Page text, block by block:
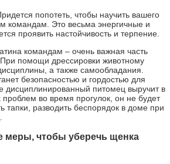
попотеть, чтобы научить вашего
командам. Это весьма энергичные и
проявить настойчивость и терпение.
командам – очень важная часть
помощи дрессировки животному
а также самообладания.
безопасностью и гордостью для
дисциплинированный питомец выручит в
во время прогулок, он не будет
тапки, разводить беспорядок в доме при
меры, чтобы уберечь щенка